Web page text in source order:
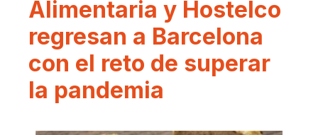
Alimentaria y Hostelco
regresan a Barcelona
con el reto de superar
la pandemia